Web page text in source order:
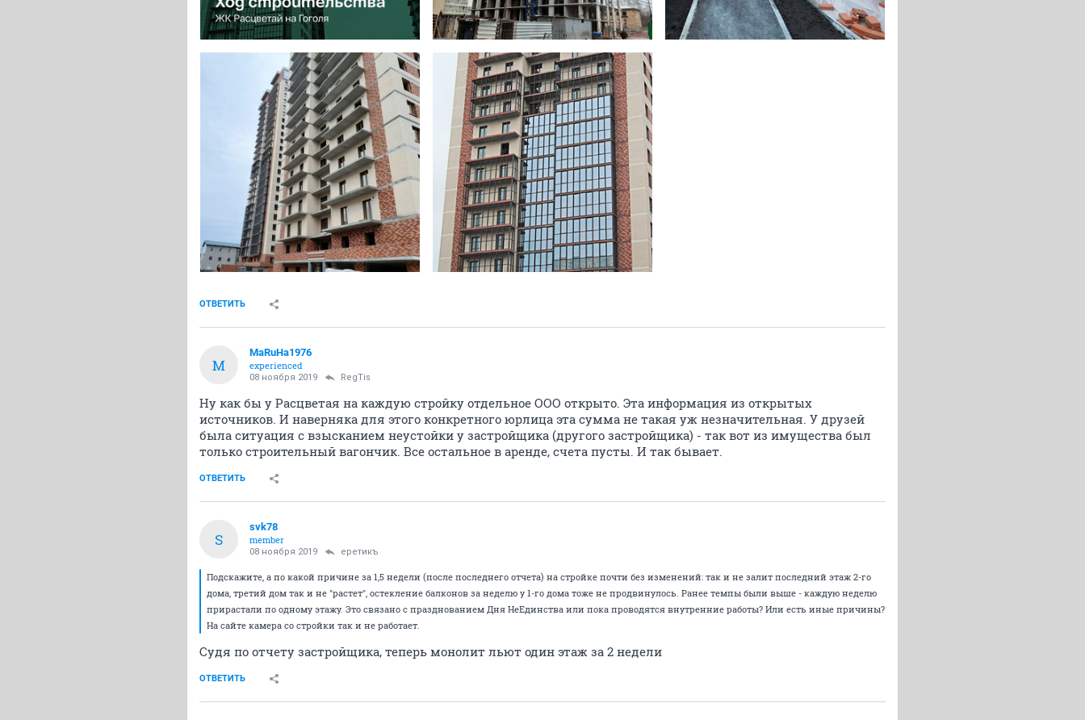
ОТВЕТИТЬ
M
MaRuHa1976
experienced
08 ноября 2019 RegTis
Ну как бы у Расцветая на каждую стройку отдельное ООО открыто. Эта информация из открытых
источников. И наверняка для этого конкретного юрлица эта сумма не такая уж незначительная. У друзей
была ситуация с взысканием неустойки у застройщика (другого застройщика) - так вот из имущества был
только строительный вагончик. Все остальное в аренде, счета пусты. И так бывает.
ОТВЕТИТЬ
S
svk78
member
08 ноября 2019 еретикъ
Подскажите, а по какой причине за 1,5 недели (после последнего отчета) на стройке почти без изменений: так и не залит последний этаж 2-го
дома, третий дом так и не "растет", остекление балконов за неделю у 1-го дома тоже не продвинулось. Ранее темпы были выше - каждую неделю
прирастали по одному этажу. Это связано с празднованием Дня НеЕдинства или пока проводятся внутренние работы? Или есть иные причины?
На сайте камера со стройки так и не работает.
Судя по отчету застройщика, теперь монолит льют один этаж за 2 недели
ОТВЕТИТЬ